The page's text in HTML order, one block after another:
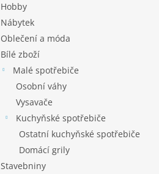
Hobby
Nábytek
Oblečení a móda
Bílé zboží
Malé spotřebiče
Osobní váhy
Vysavače
Kuchyňské spotřebiče
Ostatní kuchyňské spotřebiče
Domácí grily
Stavebniny